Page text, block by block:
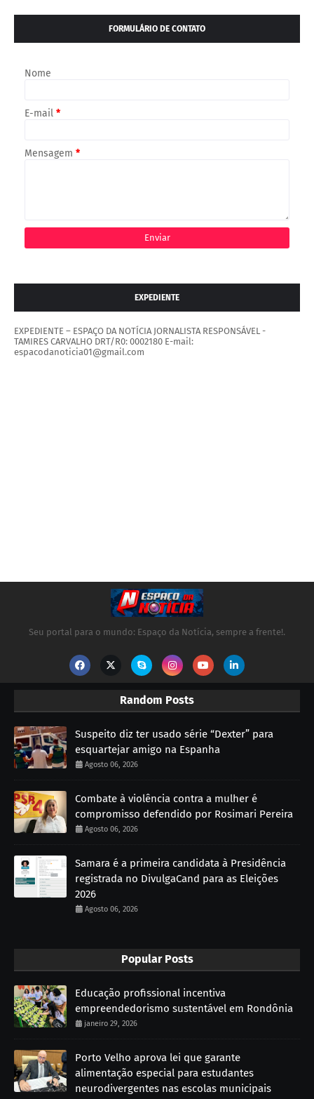
FORMULÁRIO DE CONTATO
Nome
E-mail *
Mensagem *
EXPEDIENTE
EXPEDIENTE – ESPAÇO DA NOTÍCIA JORNALISTA RESPONSÁVEL -
TAMIRES CARVALHO DRT/R0: 0002180 E-mail:
espacodanoticia01@gmail.com
Seu portal para o mundo: Espaço da Notícia, sempre a frente!.
Random Posts
Suspeito diz ter usado série “Dexter” para
esquartejar amigo na Espanha
Agosto 06, 2026
Combate à violência contra a mulher é
compromisso defendido por Rosimari Pereira
Agosto 06, 2026
Samara é a primeira candidata à Presidência
registrada no DivulgaCand para as Eleições
2026
Agosto 06, 2026
Popular Posts
Educação profissional incentiva
empreendedorismo sustentável em Rondônia
janeiro 29, 2026
Porto Velho aprova lei que garante
alimentação especial para estudantes
neurodivergentes nas escolas municipais